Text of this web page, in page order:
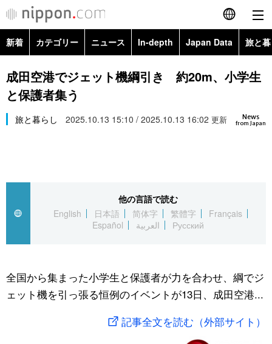
English
简体字
Русский
カテゴリー
経済・ビジネス
国際
文化
トップ
アーカイブ
In-depth
Japan Data
動画/Live
新着 カテゴリー ニュース In-depth Japan Data 旅と
政治・外交
経済・ビジネス
スポーツ・東京2020
Topics
成田空港でジェット機綱引き 約20m、小学生
と保護者集う
News
from Japan
旅と暮らし 2025.10.13 15:10 / 2025.10.13 16:02 更新
他の言語で読む
English
日本語 简体字 繁體字
Français
Español
العربية Русский
全国から集まった小学生と保護者が力を合わせ、綱でジ
ェット機を引っ張る恒例のイベントが13日、成田空港...
記事全文を読む（外部サイト）